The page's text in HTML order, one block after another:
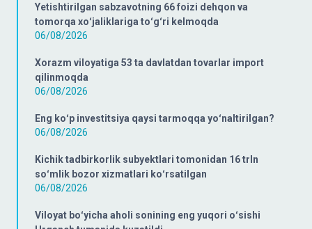
Yetishtirilgan sabzavotning 66 foizi dehqon va
tomorqa xoʻjaliklariga toʻgʻri kelmoqda
06/08/2026
Xorazm viloyatiga 53 ta davlatdan tovarlar import
qilinmoqda
06/08/2026
Eng koʻp investitsiya qaysi tarmoqqa yoʻnaltirilgan?
06/08/2026
Kichik tadbirkorlik subyektlari tomonidan 16 trln
soʻmlik bozor xizmatlari koʻrsatilgan
06/08/2026
Viloyat boʻyicha aholi sonining eng yuqori oʻsishi